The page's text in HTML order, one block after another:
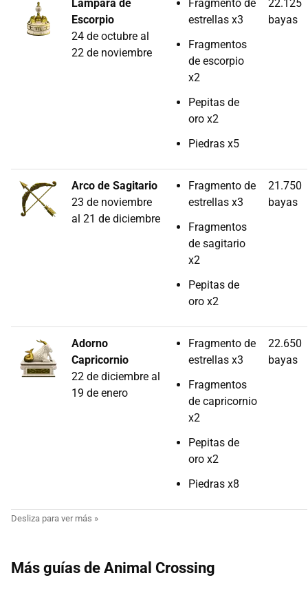
Lámpara de
Escorpio
24 de octubre al
22 de noviembre
Fragmento de
estrellas x3
Fragmentos
de escorpio
x2
Pepitas de
oro x2
Piedras x5
22.125
bayas
Arco de Sagitario
23 de noviembre
al 21 de diciembre
Fragmento de
estrellas x3
Fragmentos
de sagitario
x2
Pepitas de
oro x2
21.750
bayas
Adorno
Capricornio
22 de diciembre al
19 de enero
Fragmento de
estrellas x3
Fragmentos
de capricornio
x2
Pepitas de
oro x2
Piedras x8
22.650
bayas
Más guías de Animal Crossing